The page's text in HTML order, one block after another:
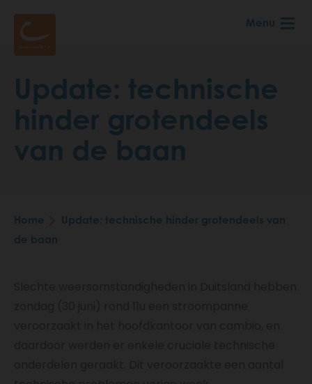
Menu
Update: technische
hinder grotendeels
van de baan
Breadcrumb
Home
Update: technische hinder grotendeels van
de baan